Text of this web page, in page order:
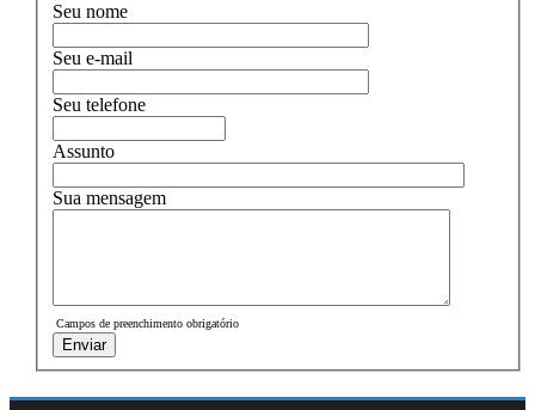
Seu nome
Seu e-mail
Seu telefone
Assunto
Sua mensagem
Campos de preenchimento obrigatório
Enviar